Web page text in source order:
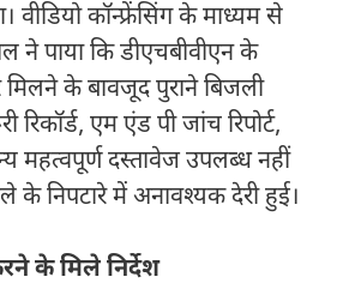
वीडियो कॉन्फ्रेंसिंग के माध्यम से
ने पाया कि डीएचबीवीएन के
के बावजूद पुराने बिजली
एम एंड पी जांच रिपोर्ट,
महत्वपूर्ण दस्तावेज उपलब्ध नहीं
निपटारे में अनावश्यक देरी हुई।
के मिले निर्देश